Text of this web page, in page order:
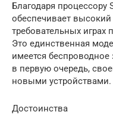
Благодаря процессору
обеспечивает
требовательных играх
Это единственная
имеется беспроводное
в первую очередь,
новыми устройствами.
Достоинства